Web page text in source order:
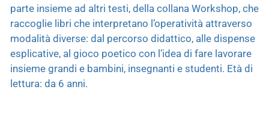
parte insieme ad altri testi, della collana Workshop, che
raccoglie libri che interpretano l’operatività attraverso
modalità diverse: dal percorso didattico, alle dispense
esplicative, al gioco poetico con l’idea di fare lavorare
insieme grandi e bambini, insegnanti e studenti. Età di
lettura: da 6 anni.